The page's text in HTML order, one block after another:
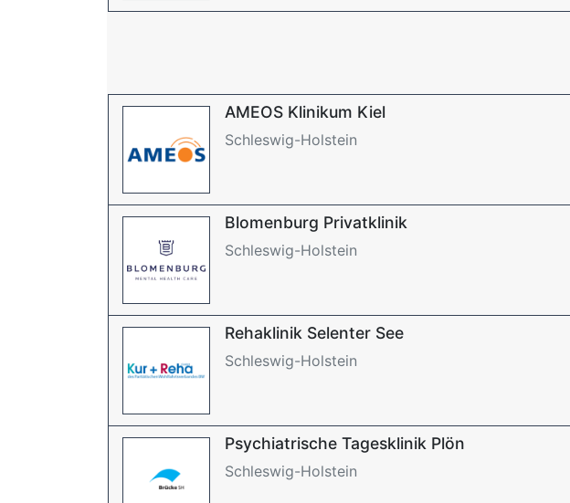
AMEOS Klinikum Kiel
Schleswig-Holstein
Blomenburg Privatklinik
Schleswig-Holstein
Rehaklinik Selenter See
Schleswig-Holstein
Psychiatrische Tagesklinik Plön
Schleswig-Holstein